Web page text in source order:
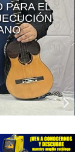
PARA EL